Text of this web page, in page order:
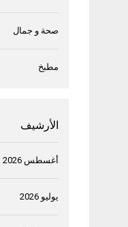
صحة و جمال
مطبخ
الأرشيف
أغسطس 2026
يوليو 2026